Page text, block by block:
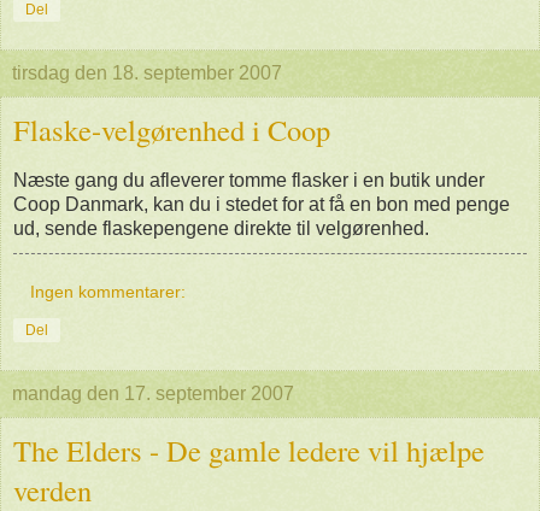
Del
tirsdag den 18. september 2007
Flaske-velgørenhed i Coop
Næste gang du afleverer tomme flasker i en butik under
Coop Danmark, kan du i stedet for at få en bon med penge
ud, sende flaskepengene direkte til velgørenhed.
Ingen kommentarer:
Del
mandag den 17. september 2007
The Elders - De gamle ledere vil hjælpe
verden